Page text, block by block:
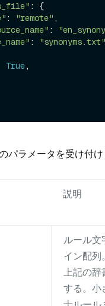
:
: "remote" ,
:
: "synonyms.txt"
True,
パラメータを受け付け
説明
ルール文
イン配列
上記の辞
する。小